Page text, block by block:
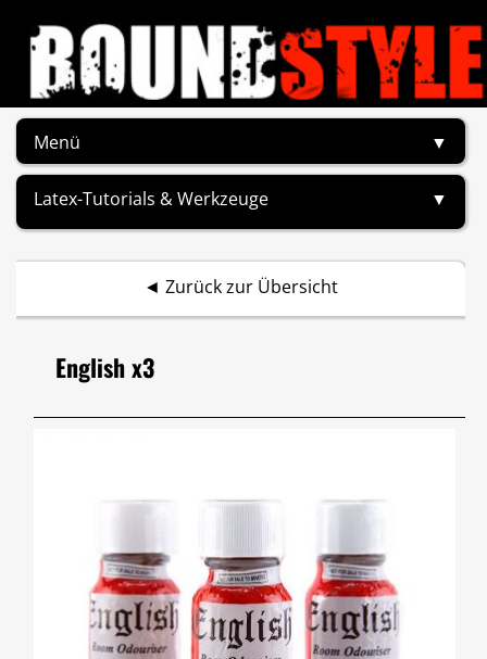
Menü ▼
Latex-Tutorials & Werkzeuge ▼
◄ Zurück zur Übersicht
English x3